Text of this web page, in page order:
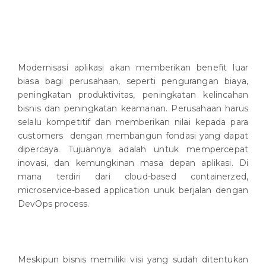
Modernisasi aplikasi akan memberikan benefit luar
biasa bagi perusahaan, seperti pengurangan biaya,
peningkatan produktivitas, peningkatan kelincahan
bisnis dan peningkatan keamanan. Perusahaan harus
selalu kompetitif dan memberikan nilai kepada para
customers dengan membangun fondasi yang dapat
dipercaya. Tujuannya adalah untuk mempercepat
inovasi, dan kemungkinan masa depan aplikasi. Di
mana terdiri dari cloud-based containerzed,
microservice-based application unuk berjalan dengan
DevOps process.
Meskipun bisnis memiliki visi yang sudah ditentukan